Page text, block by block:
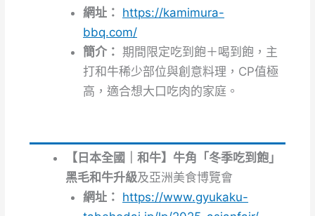
網址： https://kamimura-
bbq.com/
簡介： 期間限定吃到飽＋喝到飽，主
打和牛稀少部位與創意料理，CP值極
高，適合想大口吃肉的家庭。
【日本全國｜和牛】牛角「冬季吃到飽」
黑毛和牛升級及亞洲美食博覽會
網址： https://www.gyukaku-